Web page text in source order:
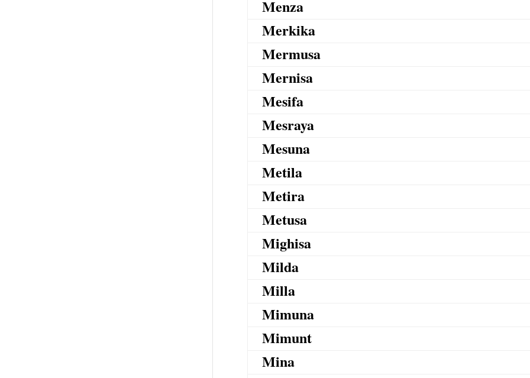
Menza
Merkika
Mermusa
Mernisa
Mesifa
Mesraya
Mesuna
Metila
Metira
Metusa
Mighisa
Milda
Milla
Mimuna
Mimunt
Mina